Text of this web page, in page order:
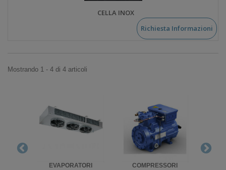
CELLA INOX
Richiesta Informazioni
Mostrando 1 - 4 di 4 articoli
EVAPORATORI COMPRESSORI